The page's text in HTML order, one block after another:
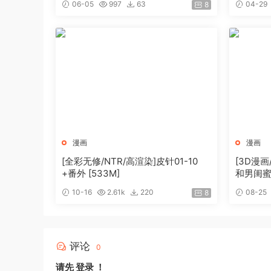
06-05 997 63 8 04-29
漫画
[全彩无修/NTR/高渲染]皮针01-10
+番外 [533M]
10-16 2.61k 220 8
漫画
[3D漫
和男闺
08-25
评论 0
请先登录 ！